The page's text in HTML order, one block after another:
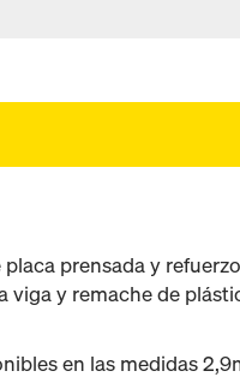
prensada y
viga y remache de
en las medidas